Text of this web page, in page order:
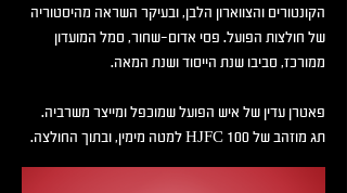
הקונטורים והצווארון הלבן, ובעיקר השראה מהיסטוריה
של חולצות הפועל. פסי אדום-שחור, סמל המועדון
ממורכז, סביבו שנת הייסוד ושנת המאה.
פאטרן עדין של איש הפועל שמוכפל ומייצר משרביה.
תג מוזהב של 100 HJFC למטה מימין, ובתוך החולצה.